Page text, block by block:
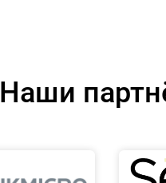
Наши